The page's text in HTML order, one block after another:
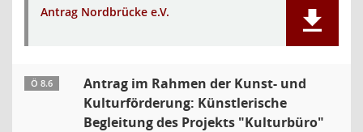
Antrag Nordbrücke e.V.
Ö 8.6
Antrag im Rahmen der Kunst- und
Kulturförderung: Künstlerische
Begleitung des Projekts "Kulturbüro"